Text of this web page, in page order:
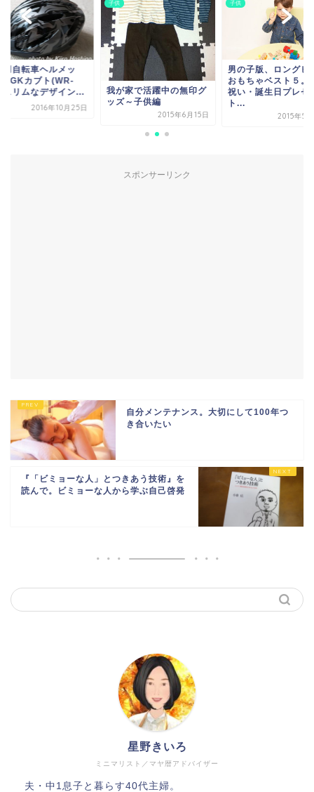
家で活躍中の無印グ
子供
男の子版、ロングヒット
おもちゃベスト５。出産
祝い・誕生日プレゼン
ト...
2015年5月26日
子供
子供用自転車ヘルメ
ト・OGKカブト
J)。スリムなデザイ
スポンサーリンク
自分メンテナンス。大切にして100年つ
き合いたい
『「ビミョーな人」とつきあう技術』を
読んで。ビミョーな人から学ぶ自己啓発
ミニマリスト／マヤ暦アドバイザー
星野きいろ
夫・中1息子と暮らす40代主婦。